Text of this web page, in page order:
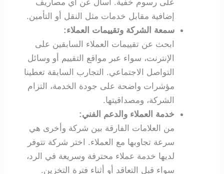
إضافية مقابل خدمات مثل النقل أو التأمين.
سمعة الشركة وتقييمات العملاء:
ابحث عن تقييمات العملاء السابقين على
الإنترنت، سواء عبر مواقع التقييم أو وسائل
التواصل الاجتماعي. التجارب السابقة تعطينا
مؤشرات واضحة على جودة الخدمة، التزام
الشركة، ومصداقيتها.
خدمة العملاء والدعم الفني:
من العلامات الفارقة بين شركة وأخرى هي
سرعة تجاوبها مع العملاء. اختر شركة تتوفر
لديها خدمة عملاء محترفة وسريعة في الرد،
سواء قبل التعاقد أو أثناء فترة التخزين.